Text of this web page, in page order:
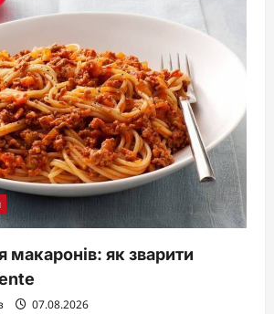
макаронів: як зварити
07.08.2026